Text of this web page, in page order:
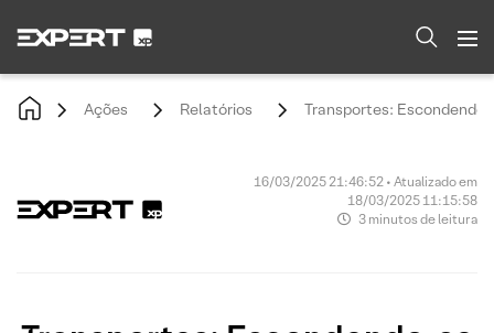
Ações Relatórios Transportes:
16/03/2025 21:46:52 • Atualizado em
18/03/2025 11:15:58
3 minutos de leitura